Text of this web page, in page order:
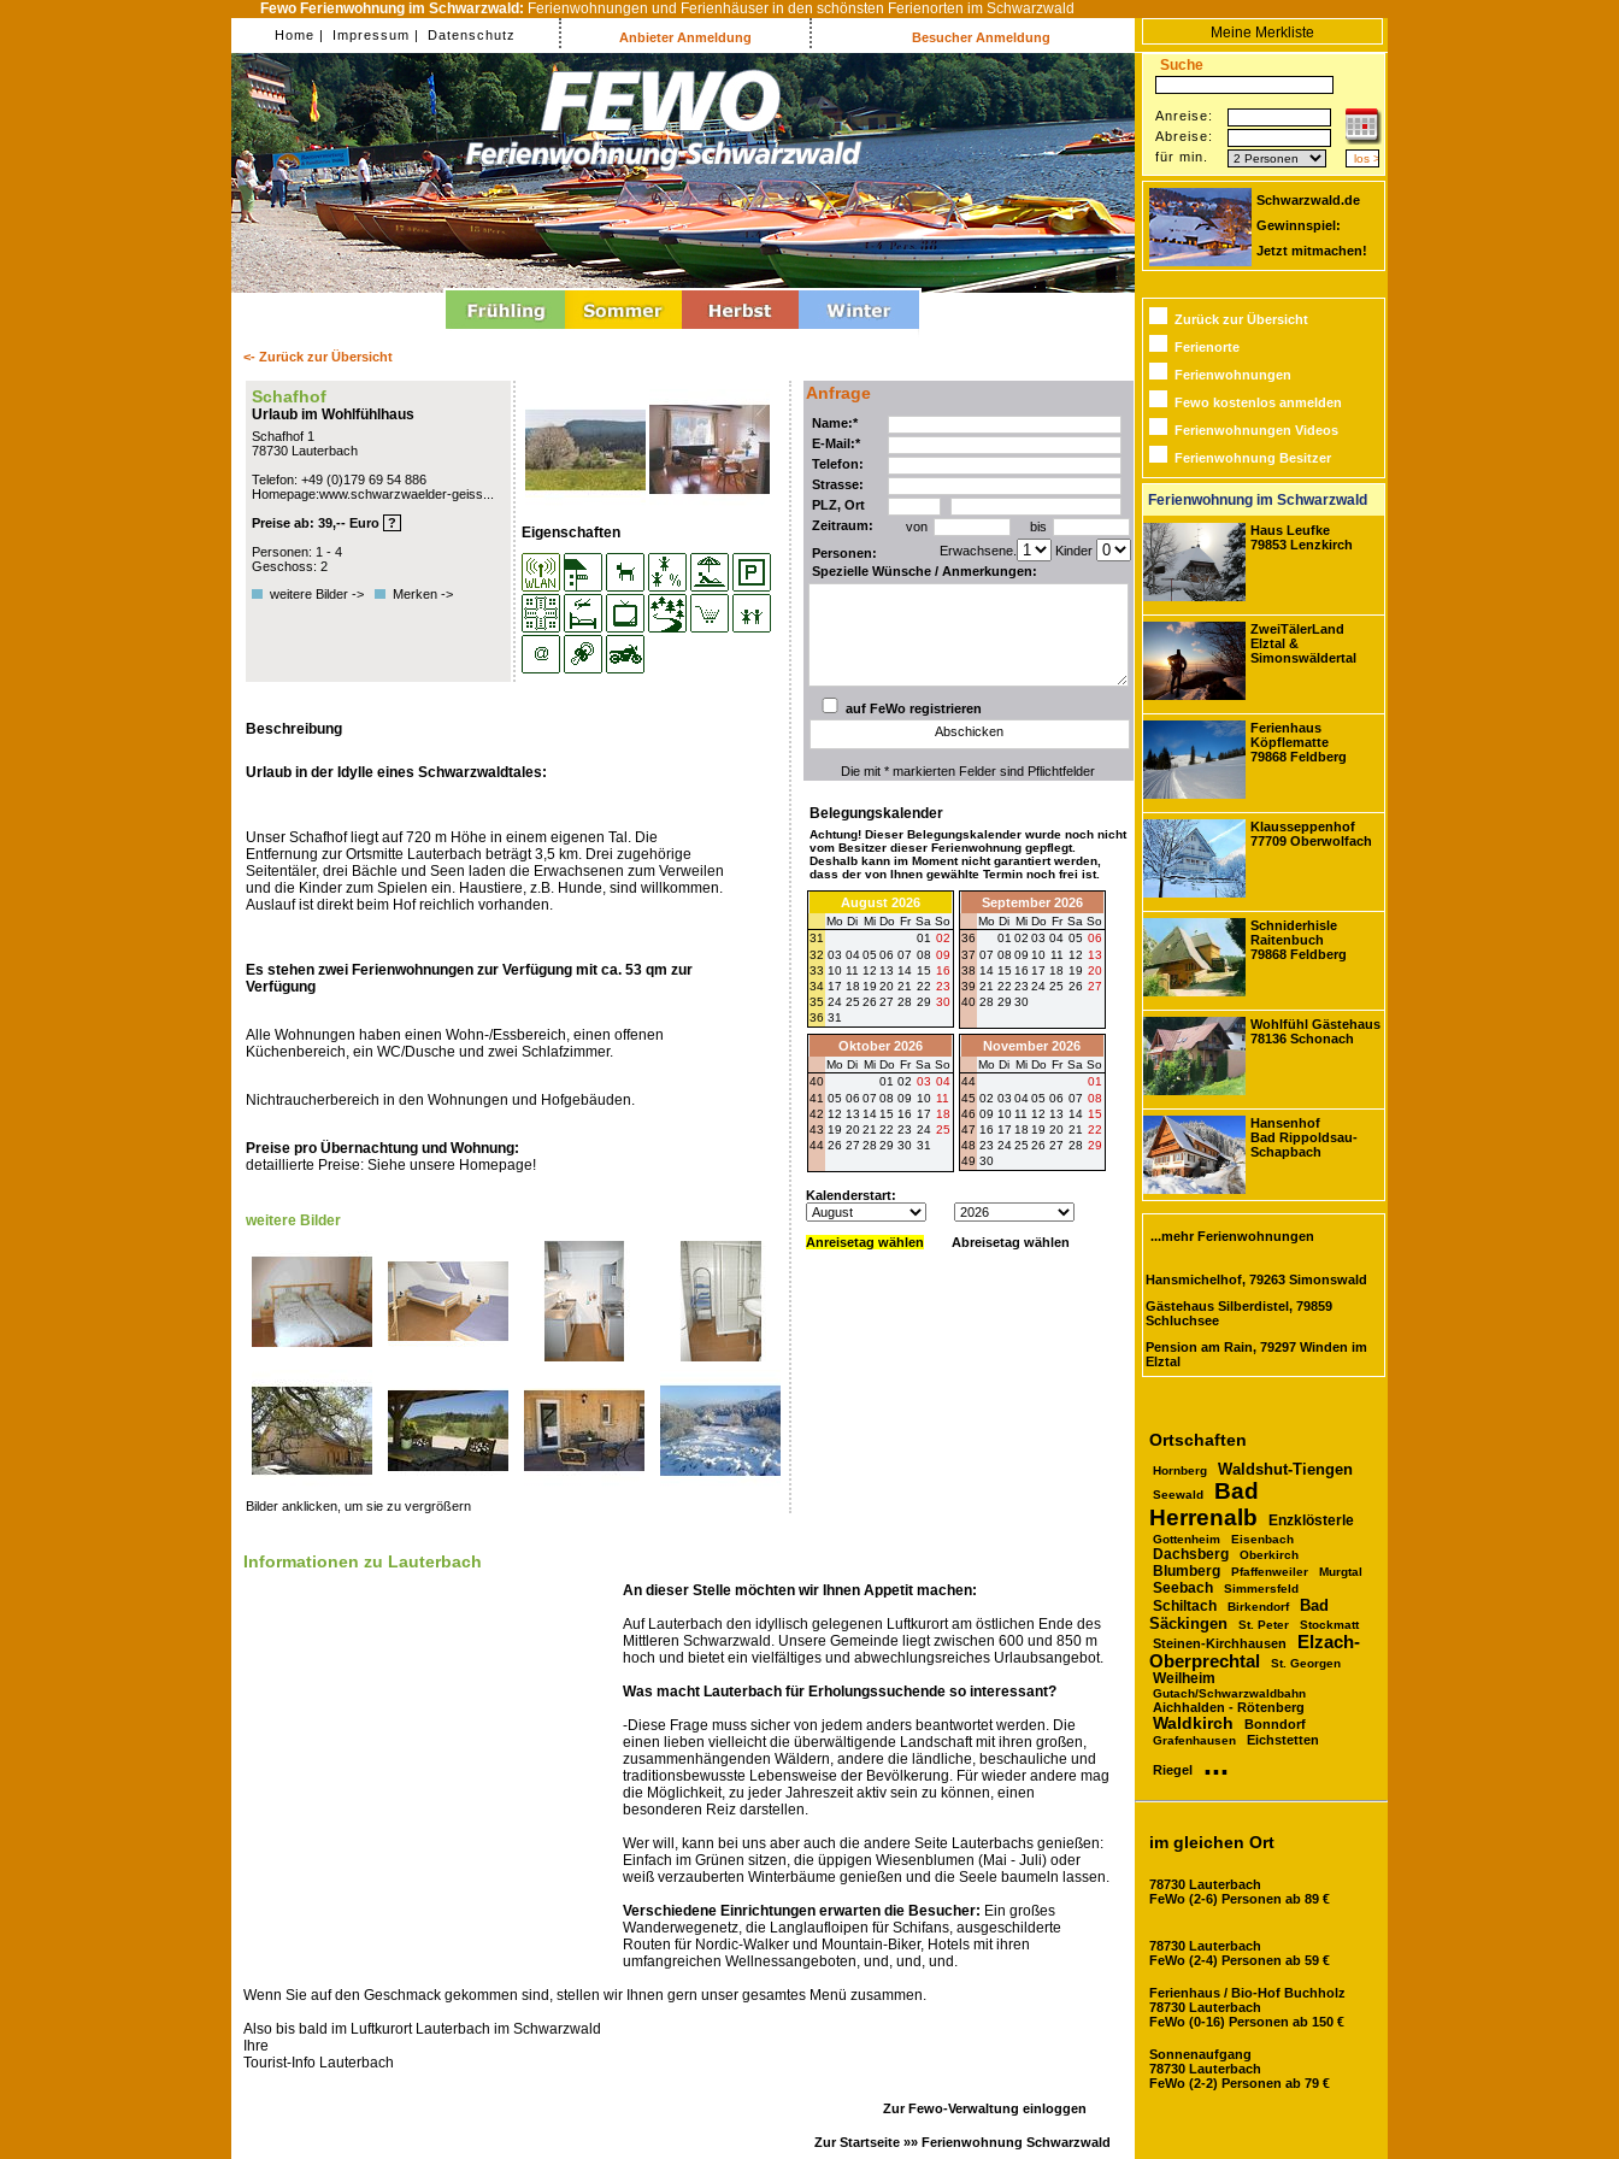
Fewo Ferienwohnung im Schwarzwald: Ferienwohnungen und Ferienhäuser in den schönsten Ferienorten im Schwarzwald
Home | Impressum | Datenschutz Anbieter Anmeldung Besucher Anmeldung
Meine Merkliste
Suche
Anreise:
Abreise:
für min.
Schwarzwald.de
Gewinnspiel:
Jetzt mitmachen!
<- Zurück zur Übersicht
Schafhof
Urlaub im Wohlfühlhaus
Schafhof 1
78730 Lauterbach
Telefon: +49 (0)179 69 54 886
Homepage:www.schwarzwaelder-geiss...
Preise ab: 39,-- Euro ?
Personen: 1 - 4
Geschoss: 2
weitere Bilder ->
Merken ->
Eigenschaften
Anfrage
Name:*
E-Mail:*
Telefon:
Strasse:
PLZ, Ort
Zeitraum:
von
bis
Personen:
Erwachsene.
Kinder
Spezielle Wünsche / Anmerkungen:
auf FeWo registrieren
Abschicken
Die mit * markierten Felder sind Pflichtfelder
Belegungskalender
Achtung! Dieser Belegungskalender wurde noch nicht
vom Besitzer dieser Ferienwohnung gepflegt.
Deshalb kann im Moment nicht garantiert werden,
dass der von Ihnen gewählte Termin noch frei ist.
August 2026
Mo Di Mi Do Fr Sa So
31
01 02
32 03 04 05 06 07 08 09
33 10 11 12 13 14 15 16
34 17 18 19 20 21 22 23
35 24 25 26 27 28 29 30
36 31
September 2026
Mo Di Mi Do Fr Sa So
36
01 02 03 04 05 06
37 07 08 09 10 11 12 13
38 14 15 16 17 18 19 20
39 21 22 23 24 25 26 27
40 28 29 30
Oktober 2026
Mo Di Mi Do Fr Sa So
40
01 02 03 04
41 05 06 07 08 09 10 11
42 12 13 14 15 16 17 18
43 19 20 21 22 23 24 25
44 26 27 28 29 30 31
November 2026
Mo Di Mi Do Fr Sa So
44
01
45 02 03 04 05 06 07 08
46 09 10 11 12 13 14 15
47 16 17 18 19 20 21 22
48 23 24 25 26 27 28 29
49 30
Kalenderstart:
Anreisetag wählen Abreisetag wählen
Beschreibung
Urlaub in der Idylle eines Schwarzwaldtales:
Unser Schafhof liegt auf 720 m Höhe in einem eigenen Tal. Die
Entfernung zur Ortsmitte Lauterbach beträgt 3,5 km. Drei zugehörige
Seitentäler, drei Bächle und Seen laden die Erwachsenen zum Verweilen
und die Kinder zum Spielen ein. Haustiere, z.B. Hunde, sind willkommen.
Auslauf ist direkt beim Hof reichlich vorhanden.
Es stehen zwei Ferienwohnungen zur Verfügung mit ca. 53 qm zur
Verfügung
Alle Wohnungen haben einen Wohn-/Essbereich, einen offenen
Küchenbereich, ein WC/Dusche und zwei Schlafzimmer.
Nichtraucherbereich in den Wohnungen und Hofgebäuden.
Preise pro Übernachtung und Wohnung:
detaillierte Preise: Siehe unsere Homepage!
weitere Bilder
Bilder anklicken, um sie zu vergrößern
Informationen zu Lauterbach
An dieser Stelle möchten wir Ihnen Appetit machen:
Auf Lauterbach den idyllisch gelegenen Luftkurort am östlichen Ende des
Mittleren Schwarzwald. Unsere Gemeinde liegt zwischen 600 und 850 m
hoch und bietet ein vielfältiges und abwechlungsreiches Urlaubsangebot.
Was macht Lauterbach für Erholungssuchende so interessant?
-Diese Frage muss sicher von jedem anders beantwortet werden. Die
einen lieben vielleicht die überwältigende Landschaft mit ihren großen,
zusammenhängenden Wäldern, andere die ländliche, beschauliche und
traditionsbewusste Lebensweise der Bevölkerung. Für wieder andere mag
die Möglichkeit, zu jeder Jahreszeit aktiv sein zu können, einen
besonderen Reiz darstellen.
Wer will, kann bei uns aber auch die andere Seite Lauterbachs genießen:
Einfach im Grünen sitzen, die üppigen Wiesenblumen (Mai - Juli) oder
weiß verzauberten Winterbäume genießen und die Seele baumeln lassen.
Verschiedene Einrichtungen erwarten die Besucher: Ein großes
Wanderwegenetz, die Langlaufloipen für Schifans, ausgeschilderte
Routen für Nordic-Walker und Mountain-Biker, Hotels mit ihren
umfangreichen Wellnessangeboten, und, und, und.
Wenn Sie auf den Geschmack gekommen sind, stellen wir Ihnen gern unser gesamtes Menü zusammen.
Also bis bald im Luftkurort Lauterbach im Schwarzwald
Ihre
Tourist-Info Lauterbach
Zur Fewo-Verwaltung einloggen
Zur Startseite »» Ferienwohnung Schwarzwald
Zurück zur Übersicht
Ferienorte
Ferienwohnungen
Fewo kostenlos anmelden
Ferienwohnungen Videos
Ferienwohnung Besitzer
Ferienwohnung im Schwarzwald
Haus Leufke
79853 Lenzkirch
ZweiTälerLand
Elztal &
Simonswäldertal
Ferienhaus
Köpflematte
79868 Feldberg
Klausseppenhof
77709 Oberwolfach
Schniderhisle
Raitenbuch
79868 Feldberg
Wohlfühl Gästehaus
78136 Schonach
Hansenhof
Bad Rippoldsau-
Schapbach
...mehr Ferienwohnungen
Hansmichelhof, 79263 Simonswald
Gästehaus Silberdistel, 79859
Schluchsee
Pension am Rain, 79297 Winden im
Elztal
Ortschaften
Hornberg Waldshut-Tiengen
Seewald
Bad
Herrenalb
Enzklösterle
Gottenheim Eisenbach
Dachsberg Oberkirch
Blumberg Pfaffenweiler Murgtal
Seebach Simmersfeld
Schiltach Birkendorf
Bad
Säckingen
St. Peter Stockmatt
Steinen-Kirchhausen
Elzach-
Oberprechtal
St. Georgen
Weilheim
Gutach/Schwarzwaldbahn
Aichhalden - Rötenberg
Waldkirch Bonndorf
Grafenhausen Eichstetten
Riegel ...
im gleichen Ort
78730 Lauterbach
FeWo (2-6) Personen ab 89 €
78730 Lauterbach
FeWo (2-4) Personen ab 59 €
Ferienhaus / Bio-Hof Buchholz
78730 Lauterbach
FeWo (0-16) Personen ab 150 €
Sonnenaufgang
78730 Lauterbach
FeWo (2-2) Personen ab 79 €